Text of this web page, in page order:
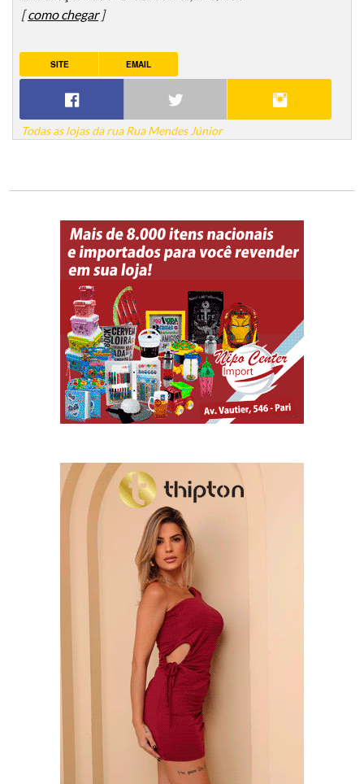
[como chegar]
SITE EMAIL
Todas as lojas da rua Rua Mendes Júnior